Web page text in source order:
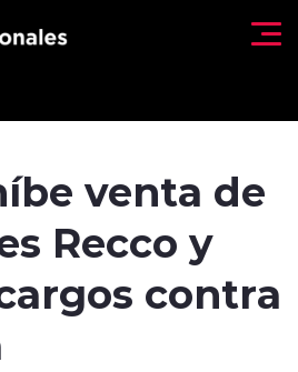
venta de
Recco y
contra